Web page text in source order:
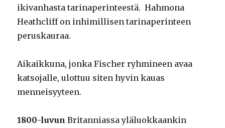
ikivanhasta tarinaperinteestä. Hahmona
Heathcliff on inhimillisen tarinaperinteen
peruskauraa.
Aikaikkuna, jonka Fischer ryhmineen avaa
katsojalle, ulottuu siten hyvin kauas
menneisyyteen.
1800-luvun Britanniassa yläluokkaankin